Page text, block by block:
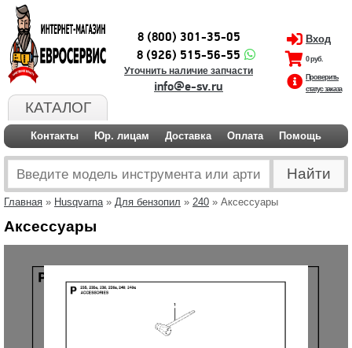
КАТАЛОГ
8 (800) 301-35-05
8 (926) 515-56-55
Уточнить наличие запчасти
info@e-sv.ru
Вход
0 руб.
Проверить
статус заказа
Контакты Юр. лицам Доставка Оплата Помощь
Главная » Husqvarna» Для бензопил » 240 » Аксессуары
Аксессуары